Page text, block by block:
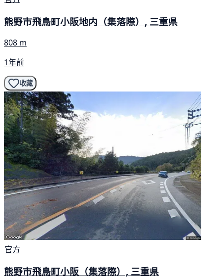
熊野市飛鳥町小阪地内（集落際）, 三重県
808 m
1年前
收藏
官方
熊野市飛鳥町小阪（集落際）, 三重県